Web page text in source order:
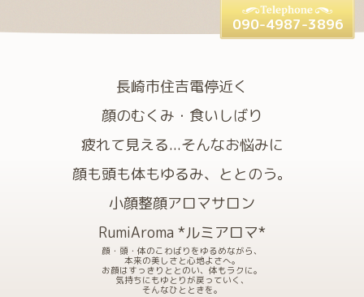
長崎市住吉電停近く
顔のむくみ・食いしばり
疲れて見える...そんなお悩みに
顔も頭も体もゆるみ、ととのう。
小顔整顔アロマサロン
RumiAroma *ルミアロマ*
顔・頭・体のこわばりをゆるめながら、
本来の美しさと心地よさへ。
お顔はすっきりととのい、体もラクに。
気持ちにもゆとりが戻っていく、
そんなひとときを。
090-4987-3896